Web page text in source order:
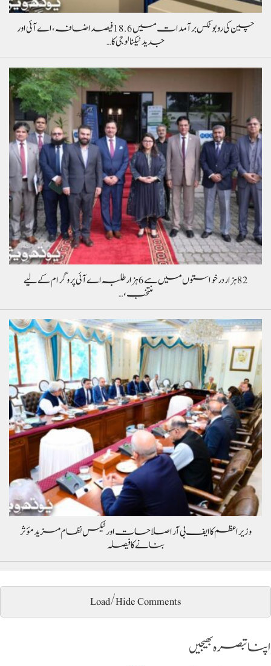
چین کی روبوٹکس برآمدات میں 18.6 فیصد اضافہ، اے آئی اور
جدید ٹیکنالوجی کا…
82 ہزار درخواستوں میں سے 6 ہزار طلبہ اے آئی پروگرام کے لیے
منتخب،…
وزیراعظم کا ایف بی آر اصلاحات اور ٹیکس نظام مزید مؤثر
بنانے کا فیصلہ
Load/Hide Comments
اپنا تبصرہ بھیجیں